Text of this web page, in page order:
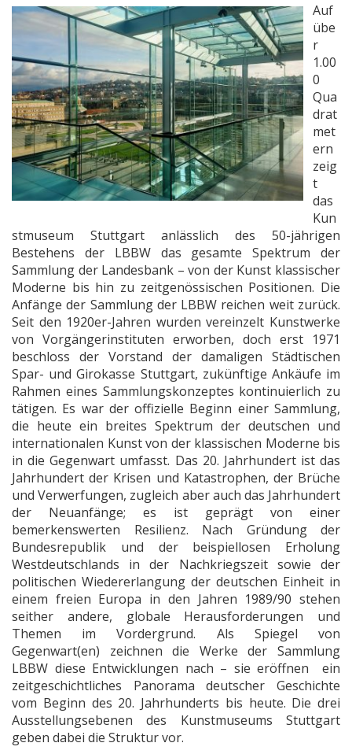
Auf
übe
r
1.00
0
Qua
drat
met
ern
zeig
t
das
Kun
stmuseum Stuttgart anlässlich des 50-jährigen
Bestehens der LBBW das gesamte Spektrum der
Sammlung der Landesbank – von der Kunst klassischer
Moderne bis hin zu zeitgenössischen Positionen. Die
Anfänge der Sammlung der LBBW reichen weit zurück.
Seit den 1920er-Jahren wurden vereinzelt Kunstwerke
von Vorgängerinstituten erworben, doch erst 1971
beschloss der Vorstand der damaligen Städtischen
Spar- und Girokasse Stuttgart, zukünftige Ankäufe im
Rahmen eines Sammlungskonzeptes kontinuierlich zu
tätigen. Es war der offizielle Beginn einer Sammlung,
die heute ein breites Spektrum der deutschen und
internationalen Kunst von der klassischen Moderne bis
in die Gegenwart umfasst. Das 20. Jahrhundert ist das
Jahrhundert der Krisen und Katastrophen, der Brüche
und Verwerfungen, zugleich aber auch das Jahrhundert
der Neuanfänge; es ist geprägt von einer
bemerkenswerten Resilienz. Nach Gründung der
Bundesrepublik und der beispiellosen Erholung
Westdeutschlands in der Nachkriegszeit sowie der
politischen Wiedererlangung der deutschen Einheit in
einem freien Europa in den Jahren 1989/90 stehen
seither andere, globale Herausforderungen und
Themen im Vordergrund. Als Spiegel von
Gegenwart(en) zeichnen die Werke der Sammlung
LBBW diese Entwicklungen nach – sie eröffnen ein
zeitgeschichtliches Panorama deutscher Geschichte
vom Beginn des 20. Jahrhunderts bis heute. Die drei
Ausstellungsebenen des Kunstmuseums Stuttgart
geben dabei die Struktur vor.